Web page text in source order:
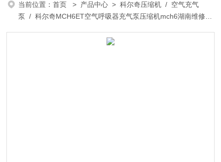
当前位置：首页 > 产品中心 >科尔奇压缩机 / 空气充气
泵 / 科尔奇MCH6ET空气呼吸器充气泵压缩机mch6湖南维修保